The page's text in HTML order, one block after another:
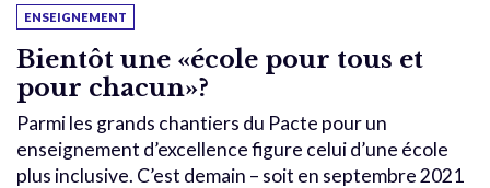
ENSEIGNEMENT
Bientôt une «école pour tous et
pour chacun»?
Parmi les grands chantiers du Pacte pour un
enseignement d’excellence figure celui d’une école
plus inclusive. C’est demain – soit en septembre 2021